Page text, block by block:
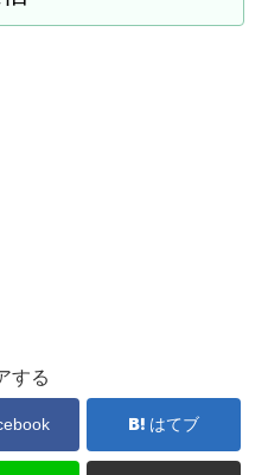
する
はてブ